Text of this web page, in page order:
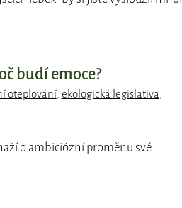
budí emoce?
oteplování, ekologická legislativa
o ambiciózní proměnu své